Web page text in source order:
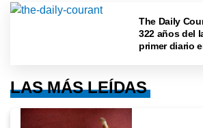
The Daily
322 años del
primer diario
LAS MÁS LEÍDAS